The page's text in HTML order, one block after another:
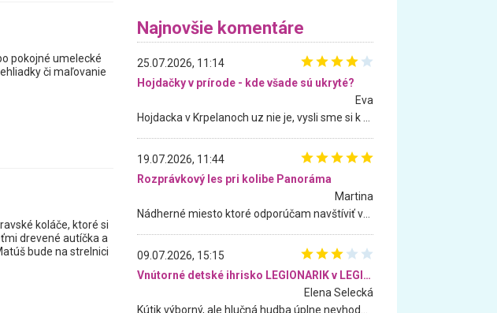
pokojné umelecké
či maľovanie
koláče, ktoré si
drevené autíčka a
bude na strelnici
Najnovšie komentáre
25.07.2026, 11:14
Hojdačky v prírode - kde všade sú ukryté?
Eva
19.07.2026, 11:44
Rozprávkový les pri kolibe Panoráma
Martina
09.07.2026, 15:15
Vnútorné detské ihrisko LEGIONARIK v LEGIA Fitness
Elena Selecká